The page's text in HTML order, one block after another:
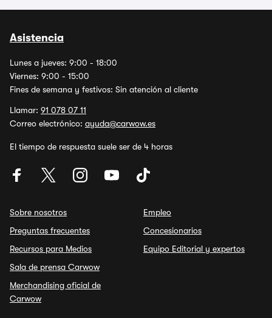
Asistencia
Lunes a jueves: 9:00 - 18:00
Viernes: 9:00 - 15:00
Fines de semana y festivos: Sin atención al cliente
Llamar: 91 078 07 11
Correo electrónico: ayuda@carwow.es
El tiempo de respuesta suele ser de 4 horas
Sobre nosotros
Preguntas frecuentes
Recursos para Medios
Sala de prensa Carwow
Merchandising oficial de
Carwow
Empleo
Concesionarios
Equipo Editorial y expertos